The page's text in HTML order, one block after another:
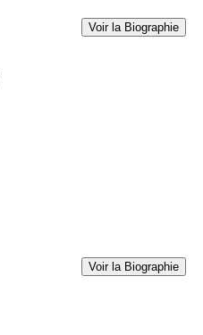
Voir la Biographie
Voir la Biographie